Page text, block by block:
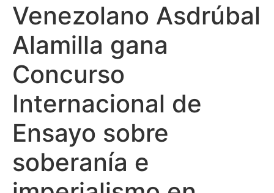
Venezolano Asdrúbal
Alamilla gana
Concurso
Internacional de
Ensayo sobre
soberanía e